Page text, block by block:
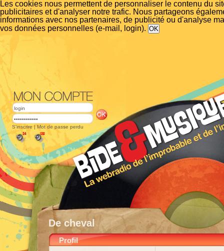
Les cookies nous permettent de personnaliser le contenu du
publicitaires et d'analyser notre trafic. Nous partageons
informations avec nos partenaires, de publicité ou d'analyse
vos données personnelles (e-mail, login).
S'inscrire | Mot de passe perdu
De cheval
Profil